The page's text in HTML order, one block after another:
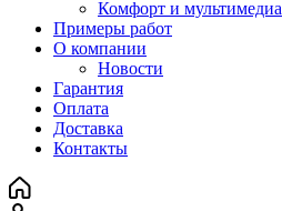
Комфорт и мультимедиа
Примеры работ
О компании
Новости
Гарантия
Оплата
Доставка
Контакты